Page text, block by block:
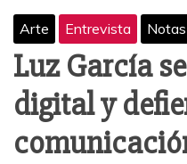
Arte Entrevista
Luz García
digital y